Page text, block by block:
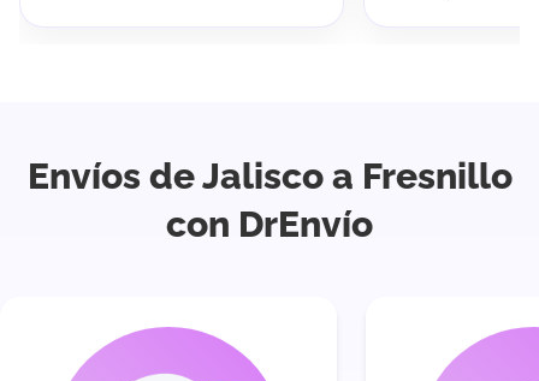
Envíos de Jalisco a Fresnillo
con DrEnvío